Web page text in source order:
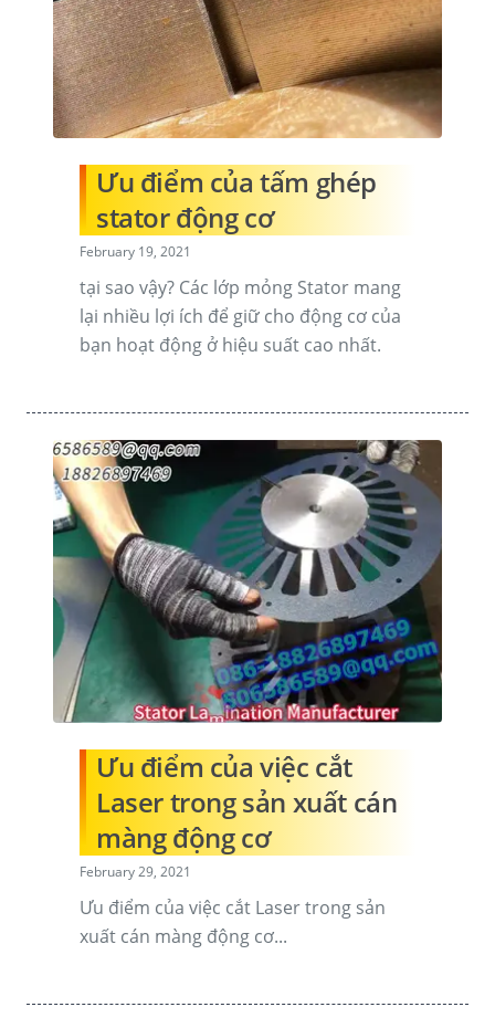
Ưu điểm của tấm ghép
stator động cơ
February 19, 2021
tại sao vậy? Các lớp mỏng Stator mang
lại nhiều lợi ích để giữ cho động cơ của
bạn hoạt động ở hiệu suất cao nhất.
Ưu điểm của việc cắt
Laser trong sản xuất cán
màng động cơ
February 29, 2021
Ưu điểm của việc cắt Laser trong sản
xuất cán màng động cơ...